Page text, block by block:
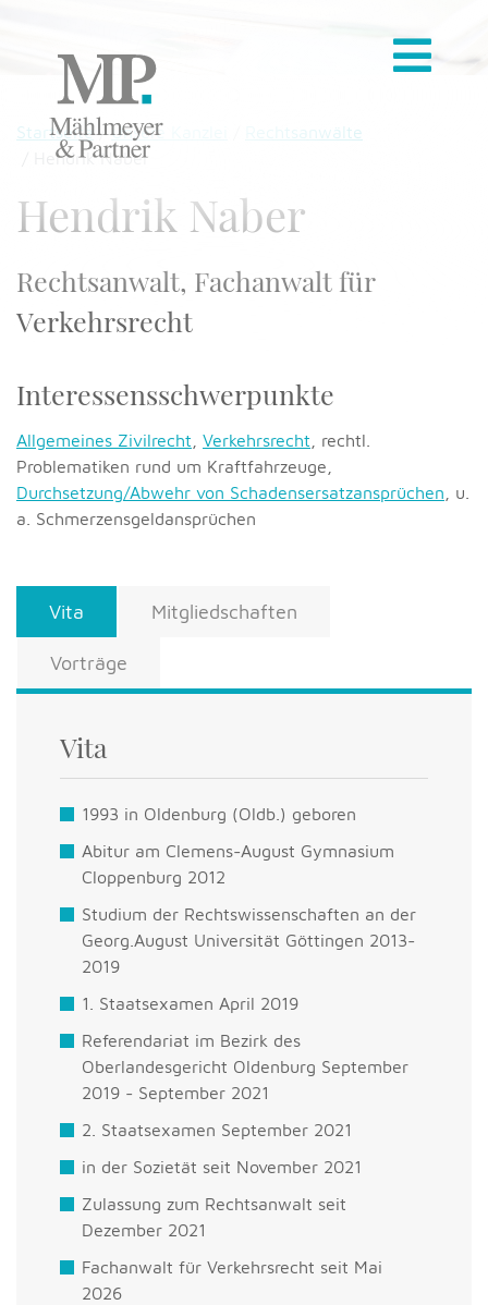
Startseite Unsere Kanzlei
Rechtsanwälte
Hendrik Naber
Hendrik Naber
Rechtsanwalt, Fachanwalt für
Verkehrsrecht
Interessensschwerpunkte
Allgemeines Zivilrecht Verkehrsrecht , rechtl.
Problematiken rund um Kraftfahrzeuge,
Durchsetzung/Abwehr von Schadensersatzansprüchen , u.
a. Schmerzensgeldansprüchen
Vita Mitgliedschaften
Vorträge
Vita
1993 in Oldenburg (Oldb.) geboren
Abitur am Clemens-August Gymnasium
Cloppenburg 2012
Studium der Rechtswissenschaften an der
Georg.August Universität Göttingen 2013-
2019
1. Staatsexamen April 2019
Referendariat im Bezirk des
Oberlandesgericht Oldenburg September
2019 - September 2021
2. Staatsexamen September 2021
in der Sozietät seit November 2021
Zulassung zum Rechtsanwalt seit
Dezember 2021
Fachanwalt für Verkehrsrecht seit Mai
2026